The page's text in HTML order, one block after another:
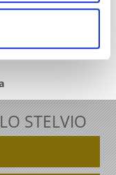
STELVIO